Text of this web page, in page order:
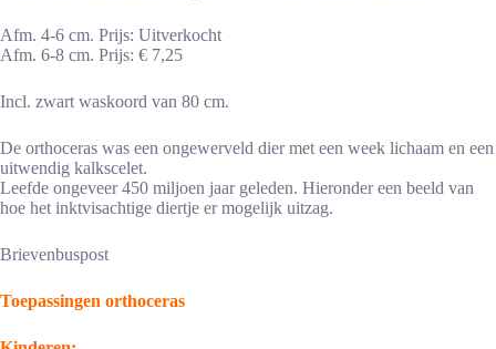
Afm. 4-6 cm. Prijs: Uitverkocht
Afm. 6-8 cm. Prijs: € 7,25
Incl. zwart waskoord van 80 cm.
De orthoceras was een ongewerveld dier met een week lichaam en een
uitwendig kalkscelet.
Leefde ongeveer 450 miljoen jaar geleden. Hieronder een beeld van
hoe het inktvisachtige diertje er mogelijk uitzag.
Brievenbuspost
Toepassingen orthoceras